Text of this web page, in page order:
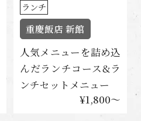
ランチ
重慶飯店 新館
人気メニューを詰め込
んだランチコース&ラ
ンチセットメニュー
¥1,800〜